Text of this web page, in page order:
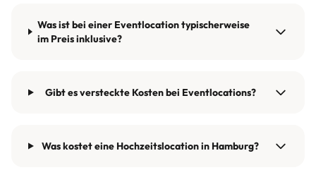
Was ist bei einer Eventlocation typischerweise
im Preis inklusive?
Gibt es versteckte Kosten bei Eventlocations?
Was kostet eine Hochzeitslocation in Hamburg?